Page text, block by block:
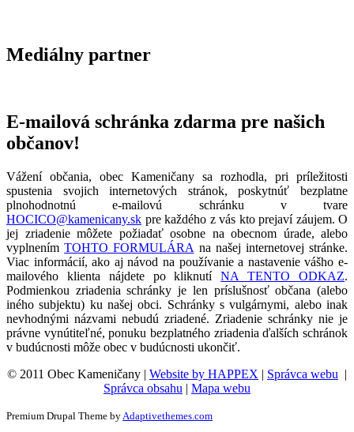
Mediálny partner
E-mailová schránka zdarma pre našich
občanov!
Vážení občania, obec Kameničany sa rozhodla, pri príležitosti
spustenia svojich internetových stránok, poskytnúť bezplatne
plnohodnotnú e-mailovú schránku v tvare
HOCICO@kamenicany.sk pre každého z vás kto prejaví záujem. O
jej zriadenie môžete požiadať osobne na obecnom úrade, alebo
vyplnenímTOHTO FORMULÁRA na našej internetovej stránke.
Viac informácií, ako aj návod na používanie a nastavenie vášho e-
mailového klienta nájdete po kliknutíNA TENTO ODKAZ.
Podmienkou zriadenia schránky je len príslušnosť občana (alebo
iného subjektu) ku našej obci. Schránky s vulgárnymi, alebo inak
nevhodnými názvami nebudú zriadené. Zriadenie schránky nie je
právne vynútiteľné, ponuku bezplatného zriadenia ďalších schránok
v budúcnosti môže obec v budúcnosti ukončiť.
© 2011 Obec Kameničany | Website by HAPPEX | Správca webu |
Správca obsahu | Mapa webu
Premium Drupal Theme byAdaptivethemes.com